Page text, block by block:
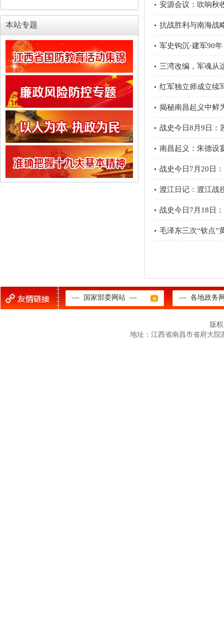
安源会议：吹响秋
抗战胜利与南海战
军史钩沉·建军90
三湾改编，军魂从
红军独立师成立续
揭秘南昌起义中鲜
战史今日8月9日：
南昌起义：朱德设
战史今日7月20日
渡江日记：渡江战
战史今日7月18日
毛泽东三次“钦点”
本站专题
--- 国家部委网站 --- --- 各地政务
版
地址：江西省南昌市省府大